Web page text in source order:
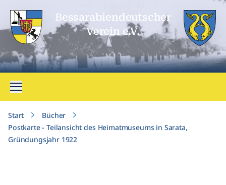
Bessarabien­deutscher
Verein e.V.
Menü öffnen
Start
Bücher
Postkarte - Teilansicht des Heimatmuseums in Sarata,
Gründungsjahr 1922